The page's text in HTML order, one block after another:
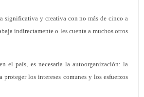
significativa y creativa con no más de cinco a
indirectamente o les cuenta a muchos otros
el país, es necesaria la autoorganización: la
los intereses comunes y los esfuerzos